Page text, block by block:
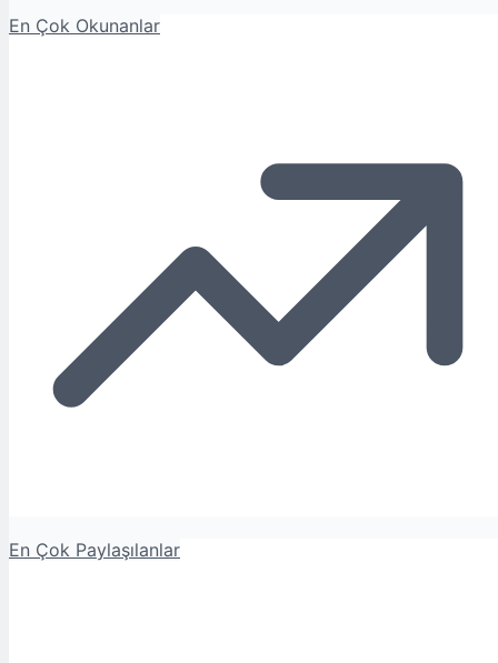
En Çok Okunanlar
En Çok Paylaşılanlar